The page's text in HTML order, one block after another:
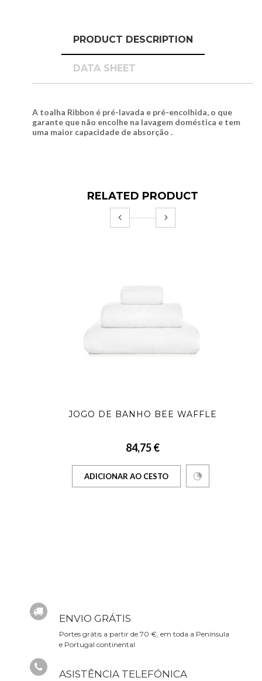
PRODUCT DESCRIPTION
DATA SHEET
A toalha Ribbon é pré-lavada e pré-encolhida, o que
garante que não encolhe na lavagem doméstica e tem
uma maior capacidade de absorção .
RELATED PRODUCT
JOGO DE BANHO BEE WAFFLE
84,75 €
ADICIONAR AO CESTO
ENVIO GRÁTIS
Portes grátis a partir de 70 €, em toda a Península
e Portugal continental
ASISTÊNCIA TELEFÓNICA